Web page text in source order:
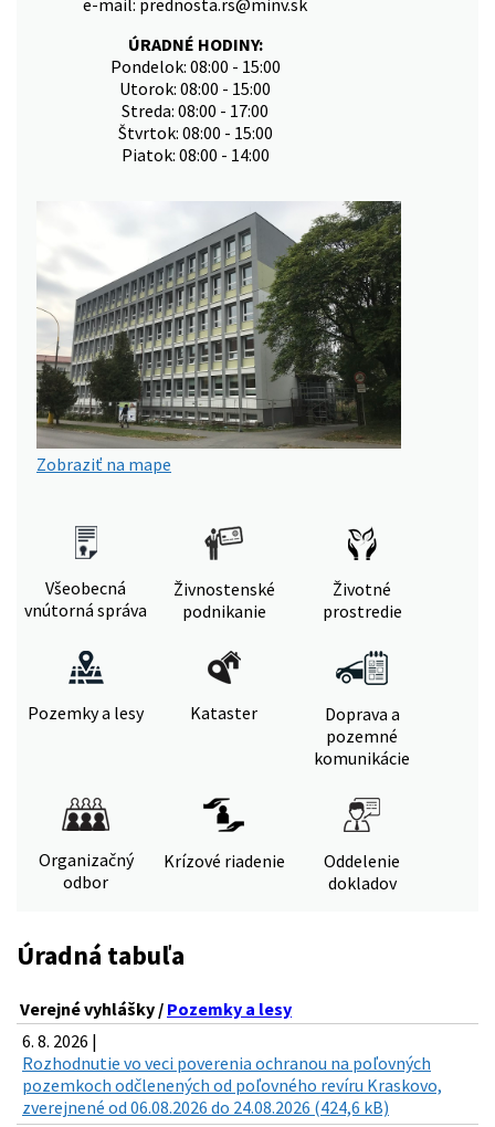
e-mail: prednosta.rs@minv.sk
ÚRADNÉ HODINY:
Pondelok: 08:00 - 15:00
Utorok: 08:00 - 15:00
Streda: 08:00 - 17:00
Štvrtok: 08:00 - 15:00
Piatok: 08:00 - 14:00
Zobraziť na mape
Všeobecná
vnútorná správa
Živnostenské
podnikanie
Životné
prostredie
Pozemky a lesy Kataster
Doprava a
pozemné
komunikácie
Organizačný
odbor
Krízové riadenie
Oddelenie
dokladov
Úradná tabuľa
Verejné vyhlášky / Pozemky a lesy
6. 8. 2026 |
Rozhodnutie vo veci poverenia ochranou na poľovných
pozemkoch odčlenených od poľovného revíru Kraskovo,
zverejnené od 06.08.2026 do 24.08.2026 (424,6 kB)